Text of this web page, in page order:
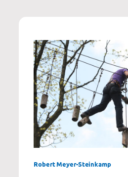
Suchthilfesystem
Robert Meyer-Steinkamp